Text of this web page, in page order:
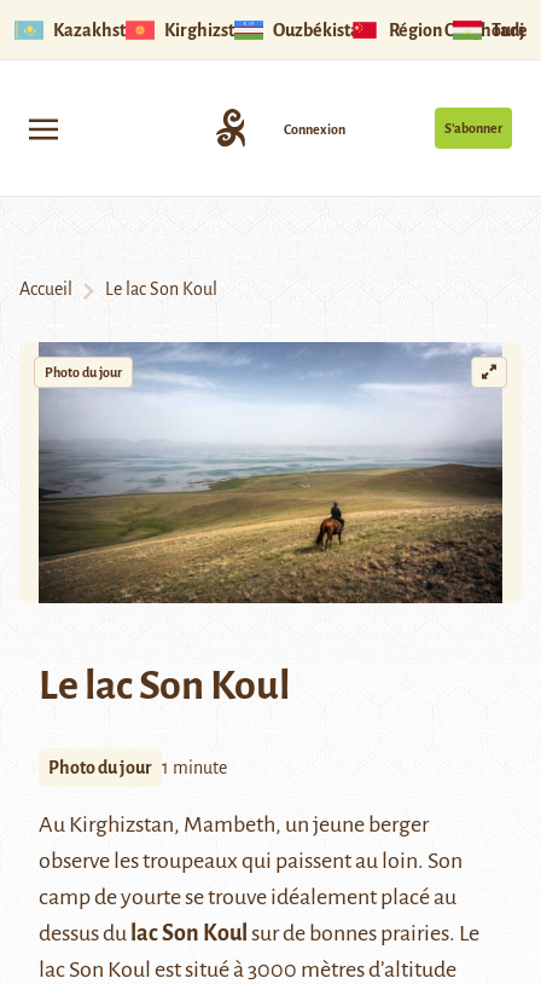
Kazakhstan Kirghizstan Ouzbékistan Région Ouïghoure
S’abonner
Connexion
Accueil Le lac Son Koul
Photo du jour
Le lac Son Koul
Photo du jour 1 minute
Au Kirghizstan, Mambeth, un jeune berger
observe les troupeaux qui paissent au loin. Son
camp de yourte se trouve idéalement placé au
dessus du lac Son Koul sur de bonnes prairies. Le
lac Son Koul est situé à 3000 mètres d’altitude